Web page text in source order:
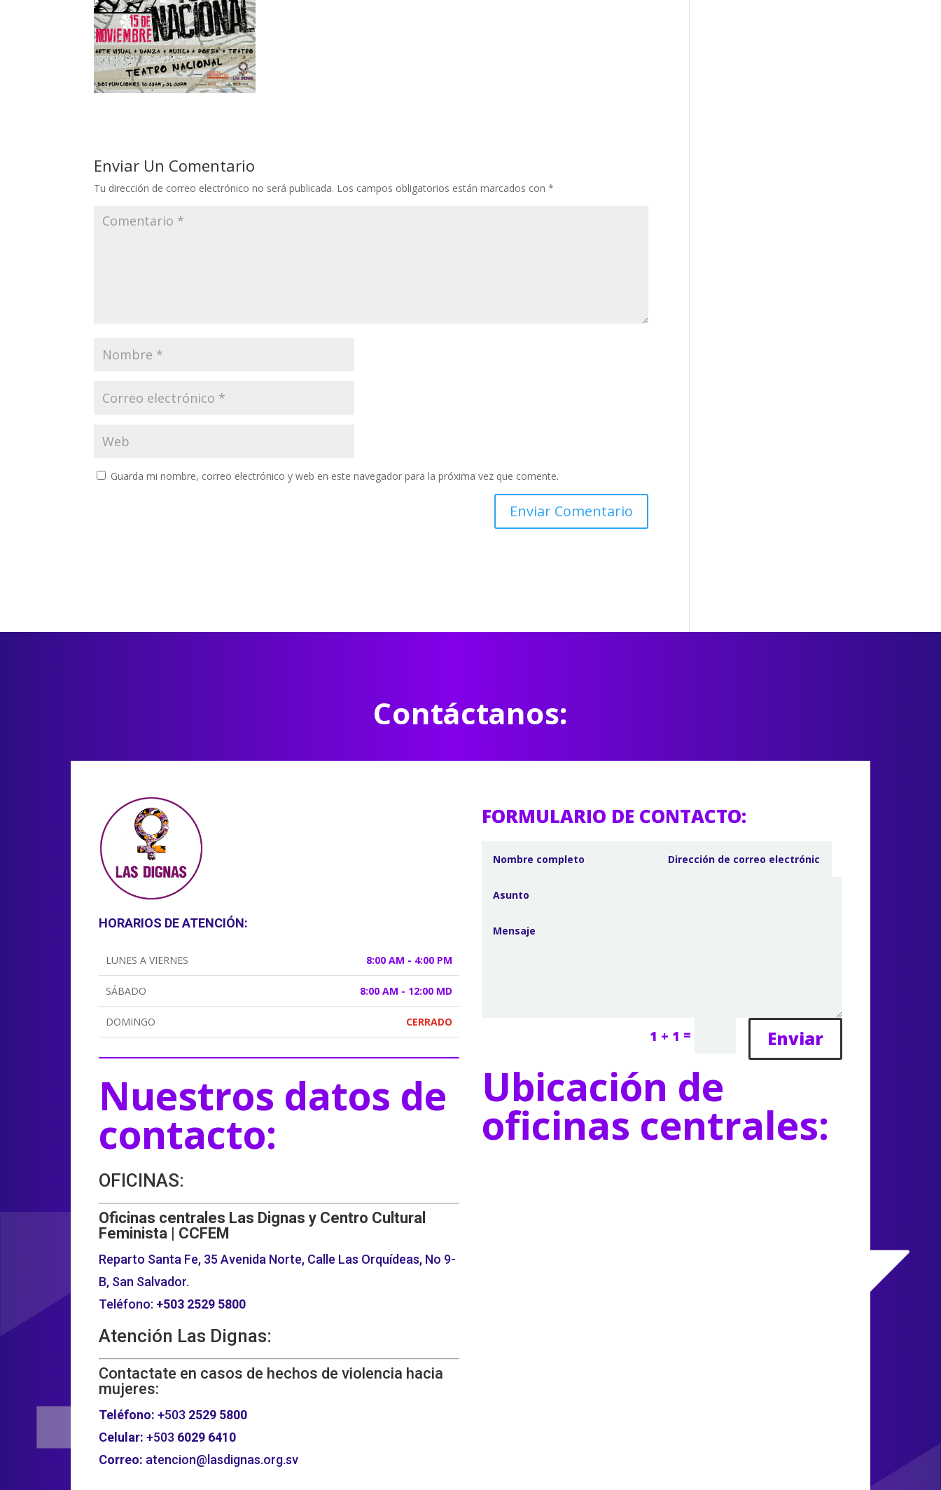
Enviar Un Comentario
Tu dirección de correo electrónico no será publicada. Los campos obligatorios están marcados con*
Guarda mi nombre, correo electrónico y web en este navegador para la próxima vez que comente.
Contáctanos:
HORARIOS DE ATENCIÓN:
LUNES A VIERNES 8:00 AM - 4:00 PM
SÁBADO 8:00 AM - 12:00 MD
DOMINGO CERRADO
Nuestros datos de
contacto:
OFICINAS:
Oficinas centrales Las Dignas y Centro Cultural
Feminista | CCFEM
Reparto Santa Fe, 35 Avenida Norte, Calle Las Orquídeas, No 9-
B, San Salvador.
Teléfono: +503 2529 5800
Atención Las Dignas:
Contactate en casos de hechos de violencia hacia
mujeres:
Teléfono: +503 2529 5800
Celular: +503 6029 6410
Correo: atencion@lasdignas.org.sv
FORMULARIO DE CONTACTO:
1 + 1 = Enviar
Ubicación de
oficinas centrales: